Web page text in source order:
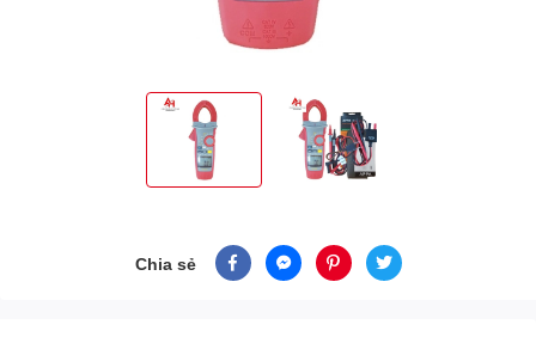
Chia sẻ